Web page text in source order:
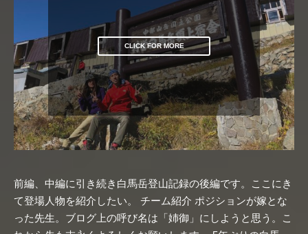
CLICK FOR MORE
前編、中編に引き続き白馬岳登山記録の後編です。ここにき
て登場人物を紹介したい。 チーム紹介 ポジションが嫁とな
った先生。ブログ上の呼び名は「姉御」にしようと思う。こ